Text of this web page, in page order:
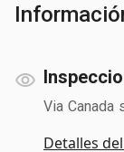
Via Canada
Detalles